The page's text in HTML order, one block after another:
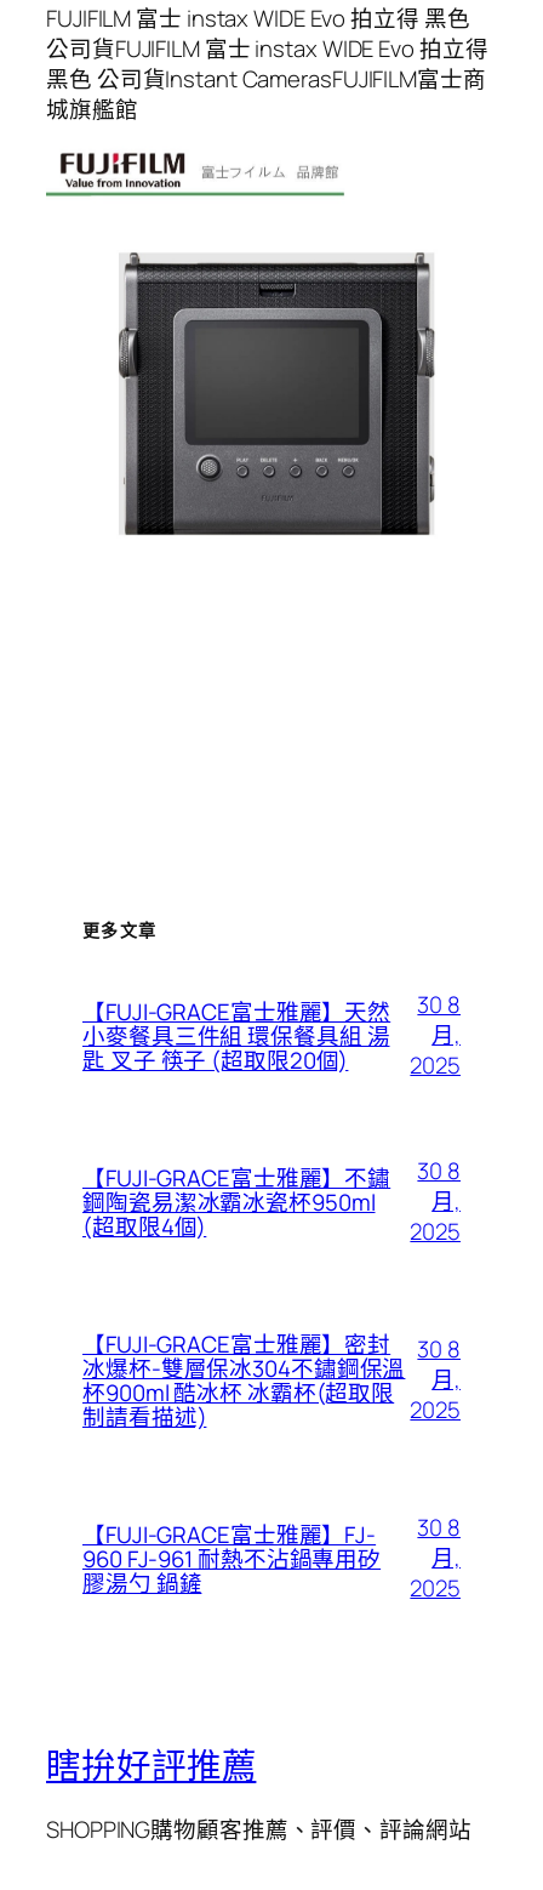
FUJIFILM 富士 instax WIDE Evo 拍立得 黑色
公司貨FUJIFILM 富士 instax WIDE Evo 拍立得
黑色 公司貨Instant CamerasFUJIFILM富士商
城旗艦館
更多文章
【FUJI-GRACE富士雅麗】天然
小麥餐具三件組 環保餐具組 湯
匙 叉子 筷子 (超取限20個)
30 8
月,
2025
【FUJI-GRACE富士雅麗】不鏽
鋼陶瓷易潔冰霸冰瓷杯950ml
(超取限4個)
30 8
月,
2025
【FUJI-GRACE富士雅麗】密封
冰爆杯-雙層保冰304不鏽鋼保溫
杯900ml 酷冰杯 冰霸杯(超取限
制請看描述)
30 8
月,
2025
【FUJI-GRACE富士雅麗】FJ-
960 FJ-961 耐熱不沾鍋專用矽
膠湯勺 鍋鏟
30 8
月,
2025
瞎拚好評推薦
SHOPPING購物顧客推薦、評價、評論網站